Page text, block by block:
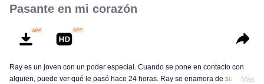
Pasante en mi corazón
Ray es un joven con un poder especial. Cuando se pone en contacto con
alguien, puede ver qué le pasó hace 24 horas. Ray se enamora de su
Más